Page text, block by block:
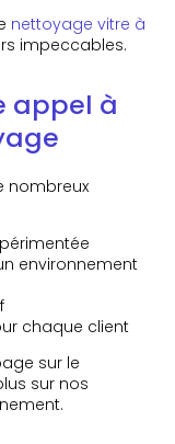
nettoyage vitre à
impeccables.
appel à
nombreux
environnement
chaque client
sur le
sur nos